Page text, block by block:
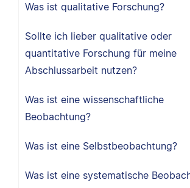
Was ist qualitative Forschung?
Sollte ich lieber qualitative oder
quantitative Forschung für meine
Abschlussarbeit nutzen?
Was ist eine wissenschaftliche
Beobachtung?
Was ist eine Selbstbeobachtung?
Was ist eine systematische